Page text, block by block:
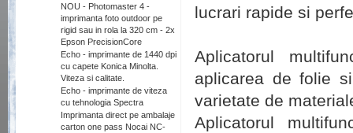
NOU - Photomaster 4 -
imprimanta foto outdoor pe
rigid sau in rola la 320 cm - 2x
Epson PrecisionCore
Echo - imprimante de 1440 dpi
cu capete Konica Minolta.
Viteza si calitate.
Echo - imprimante de viteza
cu tehnologia Spectra
Imprimanta direct pe ambalaje
carton one pass Nocai NC-
lucrari rapide si
Aplicatorul
aplicarea de folie si
varietate de
Aplicatorul